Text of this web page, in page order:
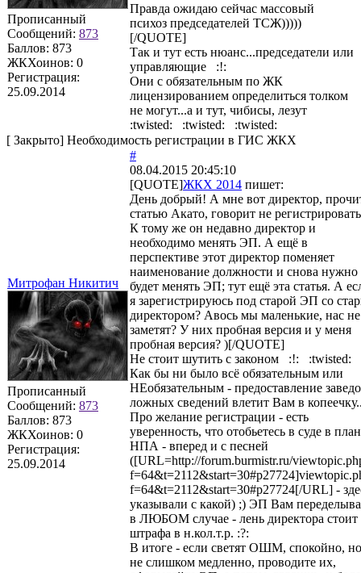
Прописанный
Сообщений: 873
Баллов: 873
ЖКХоинов: 0
Регистрация:
25.09.2014
Правда ожидаю сейчас массовый
психоз председателей ТСЖ)))))
[/QUOTE]
Так и тут есть нюанс...председатели или
управляющие :!:
Они с обязательным по ЖК
лицензированием определиться толком
не могут...а и тут, чибисы, лезут
:twisted: :twisted: :twisted:
[ Закрыто] Необходимость регистрации в ГИС ЖКХ
Митрофан Никитич
Прописанный
Сообщений: 873
Баллов: 873
ЖКХоинов: 0
Регистрация:
25.09.2014
#
08.04.2015 20:45:10
[QUOTE]ЖКХ 2014 пишет:
День добрый! А мне вот директор,
статью Акато, говорит не
К тому же он недавно директор и
необходимо менять ЭП. А ещё в
перспективе этот директор поменяет
наименование должности и снова нужно
будет менять ЭП; тут ещё эта статья. А
я зарегистрируюсь под старой ЭП со
директором? Авось мы маленькие, нас не
заметят? У них пробная версия и у меня
пробная версия? )[/QUOTE]
Не стоит шутить с законом :!: :twisted:
Как бы ни было всё обязательным или
НЕобязательным - предоставление
ложных сведений влетит Вам в
Про желание регистрации - есть
уверенность, что отобьетесь в суде в
НПА - вперед и с песней
([URL=http://forum.burmistr.ru/
f=64&t=2112&start=30#p27724[/URL] -
указывали с какой) ;) ЭП Вам
в ЛЮБОМ случае - лень директора стоит
штрафа в н.кол.т.р. :?:
В итоге - если светят ОШМ, спокойно, но
не слишком медленно, проводите их,